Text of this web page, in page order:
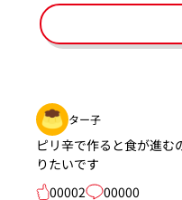
ター子
ピリ辛で作ると食が進む
りたいです
00002
00000